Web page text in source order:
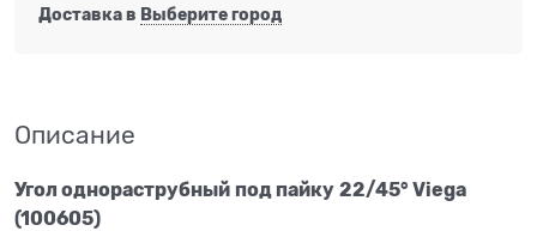
Доставка в Выберите город
Описание
Угол однораструбный под пайку 22/45° Viega
(100605)